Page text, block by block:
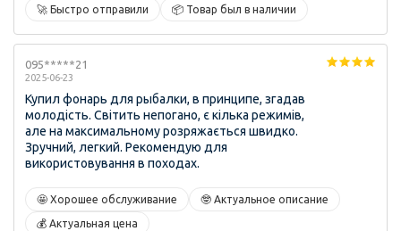
🚀 Быстро отправили 📦 Товар был в наличии
095*****21
2025-06-23
Купил фонарь для рыбалки, в принципе, згадав
молодість. Світить непогано, є кілька режимів,
але на максимальному розряжається швидко.
Зручний, легкий. Рекомендую для
використовування в походах.
🤩 Хорошее обслуживание 🤓 Актуальное описание
💰 Актуальная цена